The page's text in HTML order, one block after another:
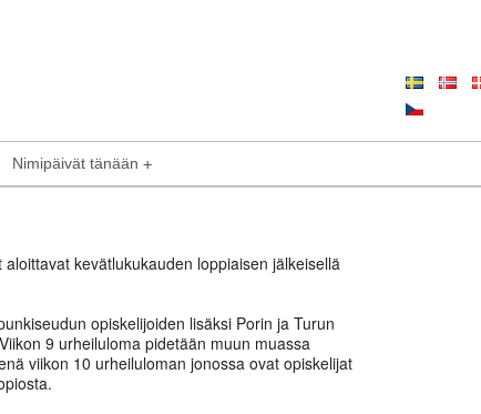
Nimipäivät tänään
kevätlukukauden loppiaisen jälkeisellä
opiskelijoiden lisäksi Porin ja Turun
9 urheiluloma pidetään muun muassa
viikon 10 urheiluloman jonossa ovat opiskelijat